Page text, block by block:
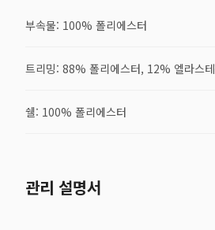
부속물: 100% 폴리에스터
트리밍: 88% 폴리에스터, 12% 엘라스
쉘: 100% 폴리에스터
관리 설명서